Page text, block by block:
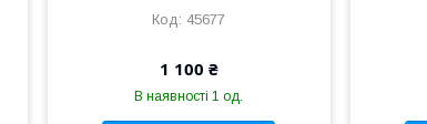
45677
1 100 ₴
В наявності 1 од.